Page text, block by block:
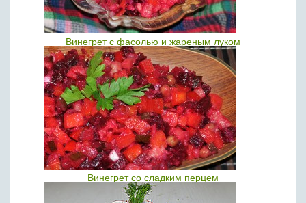
Винегрет с фасолью и жареным луком
Винегрет со сладким перцем